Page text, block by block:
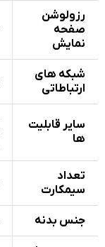
رزولوشن
صفحه
نمایش
شبکه های
ارتباطاتی
سایر قابلیت
ها
تعداد
سیمکارت
جنس بدنه